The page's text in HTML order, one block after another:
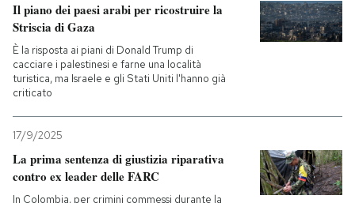
Il piano dei paesi arabi per ricostruire la
Striscia di Gaza
È la risposta ai piani di Donald Trump di
cacciare i palestinesi e farne una località
turistica, ma Israele e gli Stati Uniti l'hanno già
criticato
17/9/2025
La prima sentenza di giustizia riparativa
contro ex leader delle FARC
In Colombia, per crimini commessi durante la